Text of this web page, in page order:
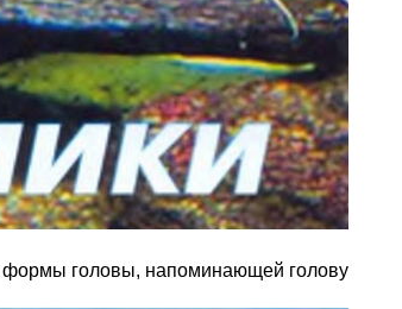
формы головы, напоминающей голову